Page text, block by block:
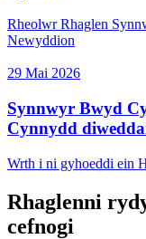
Rheolwr Rhaglen
Newyddion
29 Mai 2026
Synnwyr Bwyd
Cynnydd
Wrth i ni gyhoeddi ein
Rhaglenni
cefnogi